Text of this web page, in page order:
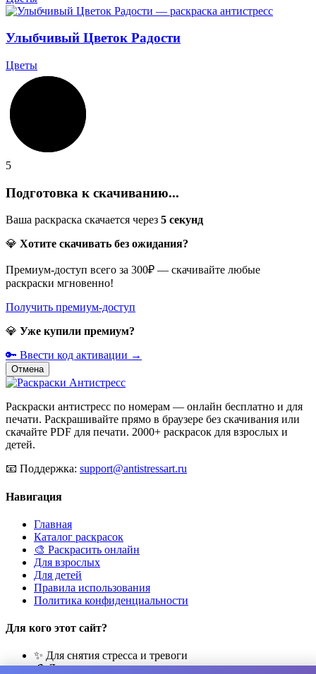
Улыбчивый Цветок Радости
Цветы
5
Подготовка к скачиванию...
Ваша раскраска скачается через 5 секунд
💎 Хотите скачивать без ожидания?
Премиум-доступ всего за 300₽ — скачивайте любые
раскраски мгновенно!
Получить премиум-доступ
💎 Уже купили премиум?
🔑 Ввести код активации →
Отмена
Раскраски антистресс по номерам — онлайн бесплатно и для
печати. Раскрашивайте прямо в браузере без скачивания или
скачайте PDF для печати. 2000+ раскрасок для взрослых и
детей.
📧 Поддержка: support@antistressart.ru
Навигация
Главная
Каталог раскрасок
🎨 Раскрасить онлайн
Для взрослых
Для детей
Правила использования
Политика конфиденциальности
Для кого этот сайт?
✨ Для снятия стресса и тревоги
🎨 Для развития креативности